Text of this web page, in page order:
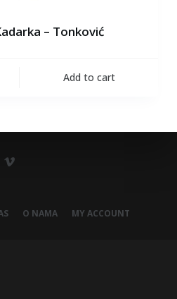
– Tonković
Add to cart
O NAMA MY ACCOUNT